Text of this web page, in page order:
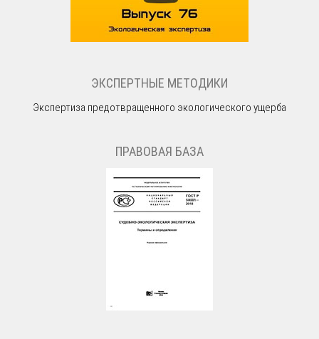
ЭКСПЕРТНЫЕ МЕТОДИКИ
Экспертиза предотвращенного экологического ущерба
ПРАВОВАЯ БАЗА